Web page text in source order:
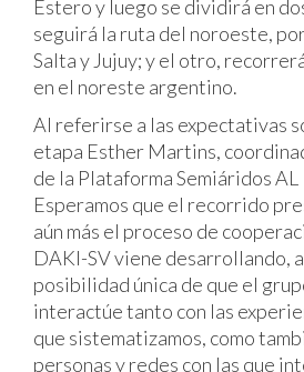
Estero y luego se dividirá en
seguirá la ruta del noroeste,
Salta y Jujuy; y el otro,
en el noreste argentino.
Al referirse a las expectativas
etapa Esther Martins,
de la Plataforma Semiáridos AL
Esperamos que el recorrido
aún más el proceso de
DAKI-SV viene desarrollando,
posibilidad única de que el
interactúe tanto con las
que sistematizamos, como
personas y redes con las que